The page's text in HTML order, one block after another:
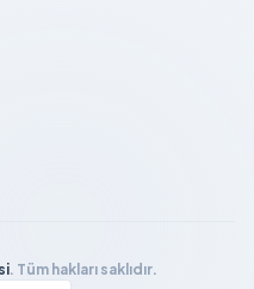
. Tüm hakları saklıdır.